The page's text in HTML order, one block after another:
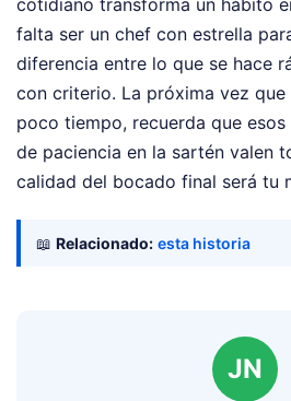
cotidiano transforma un hábito
falta ser un chef con estrella
diferencia entre lo que se hace
con criterio. La próxima vez que
poco tiempo, recuerda que
de paciencia en la sartén valen
calidad del bocado final será tu
📖 Relacionado: esta historia
JN